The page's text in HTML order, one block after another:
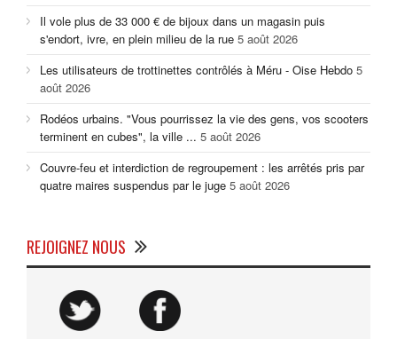
Il vole plus de 33 000 € de bijoux dans un magasin puis
s'endort, ivre, en plein milieu de la rue 5 août 2026
Les utilisateurs de trottinettes contrôlés à Méru - Oise Hebdo 5
août 2026
Rodéos urbains. "Vous pourrissez la vie des gens, vos scooters
terminent en cubes", la ville ... 5 août 2026
Couvre-feu et interdiction de regroupement : les arrêtés pris par
quatre maires suspendus par le juge 5 août 2026
REJOIGNEZ NOUS